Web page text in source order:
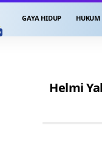
GAYA HIDUP HUKUM
Helmi